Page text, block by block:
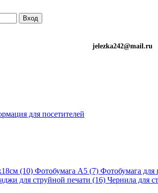
Вход
34-90 (Life) jelezka242@mail.ru
для посетителей
(10) Фотобумага A5 (7) Фотобумага для
для струйной печати (16) Чернила для